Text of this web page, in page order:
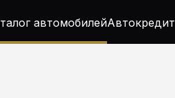
автомобилейАвтокредит